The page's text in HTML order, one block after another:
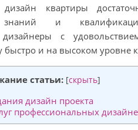
квартиры
знаний и
дизайнеры с
быстро и на высоком уровне
статьи: [скрыть]
дизайн проекта
профессиональных